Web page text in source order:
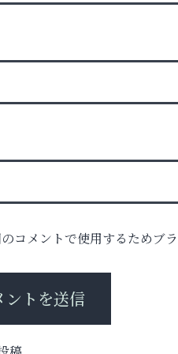
気軽にご相談ください。
ァク出張買取
コメントで使用するためブ